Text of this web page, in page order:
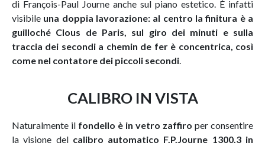
di François-Paul Journe anche sul piano estetico. È infatti
visibile una doppia lavorazione: al centro la finitura è a
guilloché Clous de Paris, sul giro dei minuti e sulla
traccia dei secondi a chemin de fer è concentrica, così
come nel contatore dei piccoli secondi.
CALIBRO IN VISTA
Naturalmente il fondello è in vetro zaffiro per consentire
la visione del calibro automatico F.P.Journe 1300.3 in